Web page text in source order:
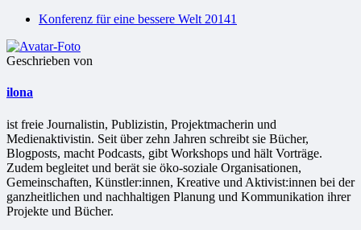
Konferenz für eine bessere Welt 20141
Geschrieben von
ilona
ist freie Jour­na­lis­tin, Publizistin, Projekt­ma­che­rin und
Medienaktivistin. Seit über zehn Jahren schreibt sie Bücher,
Blogposts, macht Podcasts, gibt Workshops und hält Vorträge.
Zudem begleitet und berät sie öko-soziale Organisationen,
Gemeinschaften, Künstler:innen, Kreative und Aktivist:innen bei der
ganzheitlichen und nachhaltigen Planung und Kommunikation ihrer
Projekte und Bücher.